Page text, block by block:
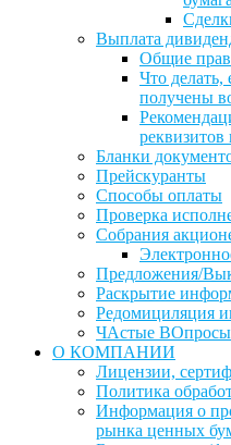
Выплата
Общие
Что
получены
реквизитов
Бланки
Прейскуранты
Способы оплаты
Проверка
Собрания
Предложения/
Раскрытие
Редомициляция
ЧАстые ВОпросы
О КОМПАНИИ
Лицензии,
Политика
Информация о
рынка ценных